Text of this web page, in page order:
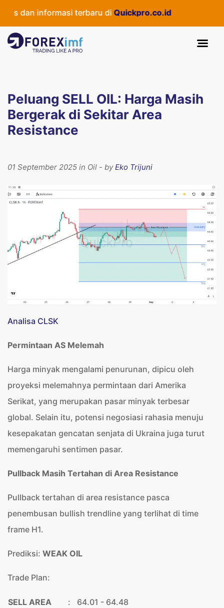
dan informasi terbaru diQuickpro.co.id
Peluang SELL OIL: Harga Masih
Bergerak di Sekitar Area
Resistance
01 September 2025 in Oil - byEko Trijuni
Analisa CLSK
Permintaan AS Melemah
Harga minyak mengalami penurunan, dipicu oleh
proyeksi melemahnya permintaan dari Amerika
Serikat, yang merupakan pasar minyak terbesar
global. Selain itu, potensi negosiasi rahasia menuju
kesepakatan gencatan senjata di Ukraina juga turut
memengaruhi sentimen pasar.
Pullback Masih Tertahan di Area Resistance
Pullback tertahan di area resistance pasca
penembusan bullish trendline yang terlihat di time
frame H1.
Prediksi: WEAK OIL
Trade Plan:
SELL AREA :
64.01 - 64.48